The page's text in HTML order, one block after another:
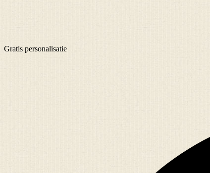
Gratis personalisatie